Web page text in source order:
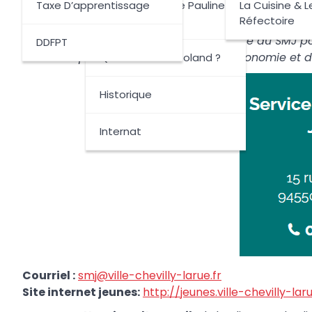
Les Nouvelles De Pauline
Qui Est Pauline Roland ?
Historique
Internat
La Cuisine &
Réfectoire
Taxe D’apprentissage
DDFPT
Au service municipal de la Jeunesse (SMJ), les
proposées. Ainsi, tandis que les lycéens sont
jeunes adultes peuvent solliciter l’aide du SMJ
accompagner sur le chemin de l’autonomie et
Courriel :smj@ville-chevilly-larue.fr
Site internet jeunes: http://jeunes.ville-chevilly-